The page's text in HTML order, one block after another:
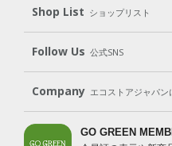
Gift set
Shop List ショップリスト
Shop List
Follow Us 公式SNS
LINE＠ Instagram
Company エコストアジャパン
会社案内 ご利用規約
GO GREEN